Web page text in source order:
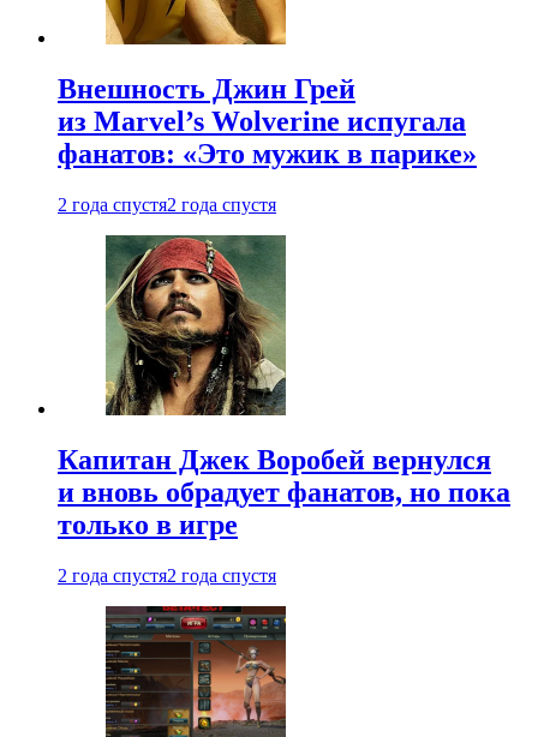
Внешность Джин Грей
из Marvel’s Wolverine испугала
фанатов: «Это мужик в парике»
2 года спустя2 года спустя
Капитан Джек Воробей вернулся
и вновь обрадует фанатов, но пока
только в игре
2 года спустя2 года спустя